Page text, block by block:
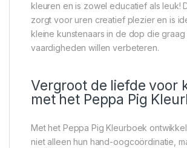
kleuren en is zowel educatief als leuk!
zorgt voor uren creatief plezier en is
kleine kunstenaars in de dop die graag
vaardigheden willen verbeteren.
Vergroot de liefde voor
met het Peppa Pig
Met het Peppa Pig Kleurboek
niet alleen hun hand-oogcoördinatie,